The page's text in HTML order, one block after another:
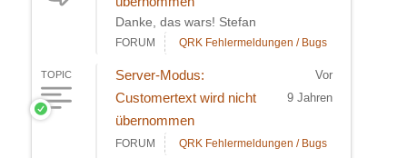
Danke, das wars! Stefan
FORUM QRK Fehlermeldungen / Bugs
TOPIC
Server-Modus:
Customertext wird nicht
übernommen
Vor
9 Jahren
FORUM QRK Fehlermeldungen / Bugs